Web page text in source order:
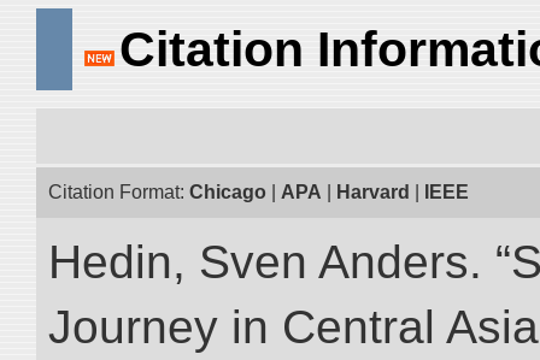
Citation
Citation Format: Chicago APA Harvard IEEE
Hedin, Sven Anders.
Journey in Central